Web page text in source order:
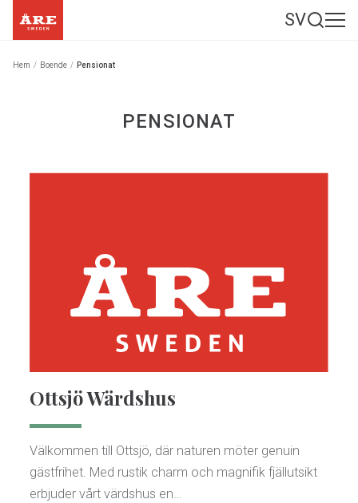
SV
Hem / Boende / Pensionat
PENSIONAT
Ottsjö Wärdshus
Välkommen till Ottsjö, där naturen möter genuin
gästfrihet. Med rustik charm och magnifik fjällutsikt
erbjuder vårt värdshus en…